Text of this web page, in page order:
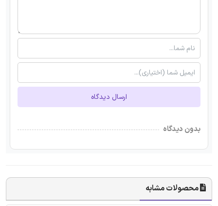
ارسال دیدگاه
بدون دیدگاه
محصولات مشابه